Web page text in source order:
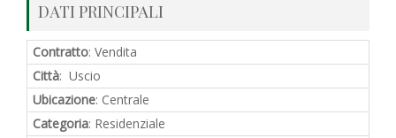
DATI PRINCIPALI
Contratto: Vendita
Città: Uscio
Ubicazione: Centrale
Categoria: Residenziale